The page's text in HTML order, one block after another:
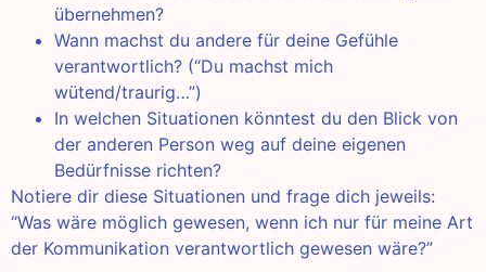
übernehmen?
Wann machst du andere für deine Gefühle
verantwortlich? (“Du machst mich
wütend/traurig…”)
In welchen Situationen könntest du den Blick von
der anderen Person weg auf deine eigenen
Bedürfnisse richten?
Notiere dir diese Situationen und frage dich jeweils:
“Was wäre möglich gewesen, wenn ich nur für meine Art
der Kommunikation verantwortlich gewesen wäre?”